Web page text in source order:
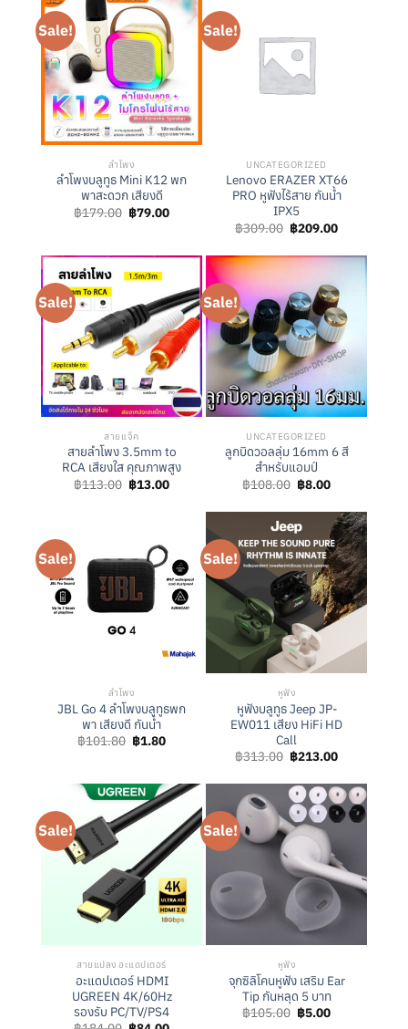
Sale!
ลำโพง
ลำโพงบลูทูธ Mini K12 พก
พาสะดวก เสียงดี
฿179.00 Original
price
฿79.00Current
Sale!
UNCATEGORIZED
Lenovo ERAZER XT66
PRO หูฟังไร้สาย กันน้ำ
IPX5
฿309.00 Original
price
฿309.00.
฿209.00Current
฿209.00.
Sale!
สายแจ็ค
สายลำโพง 3.5mm to
RCA เสียงใส คุณภาพสูง
฿113.00 Original
price
฿13.00Current
Sale!
UNCATEGORIZED
ลูกบิดวอลลุ่ม 16mm 6 สี
สำหรับแอมป์
฿108.00 Original
price
฿108.00.
฿8.00Current
฿8.00.
Sale!
ลำโพง
JBL Go 4 ลำโพงบลูทูธพก
พา เสียงดี กันน้ำ
฿101.80 Original
price
฿1.80Current
Sale!
หูฟัง
หูฟังบลูทูธ Jeep JP-
EW011 เสียง HiFi HD
Call
฿313.00 Original
price
฿313.00.
฿213.00Current
฿213.00.
Sale!
สายแปลง อะแดปเตอร์
อะแดปเตอร์ HDMI
UGREEN 4K/60Hz
รองรับ PC/TV/PS4
Sale!
หูฟัง
จุกซิลิโคนหูฟัง เสริม Ear
Tip กันหลุด 5 บาท
฿105.00 Original
price
฿5.00Current